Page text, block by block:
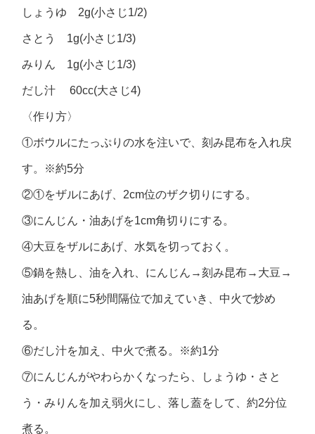
しょうゆ 2g(小さじ1/2)
さとう 1g(小さじ1/3)
みりん 1g(小さじ1/3)
だし汁 60cc(大さじ4)
〈作り方〉
①ボウルにたっぷりの水を注いで、刻み昆布を入れ戻
す。※約5分
②①をザルにあげ、2cm位のザク切りにする。
③にんじん・油あげを1cm角切りにする。
④大豆をザルにあげ、水気を切っておく。
⑤鍋を熱し、油を入れ、にんじん→刻み昆布→大豆→
油あげを順に5秒間隔位で加えていき、中火で炒め
る。
⑥だし汁を加え、中火で煮る。※約1分
⑦にんじんがやわらかくなったら、しょうゆ・さと
う・みりんを加え弱火にし、落し蓋をして、約2分位
煮る。